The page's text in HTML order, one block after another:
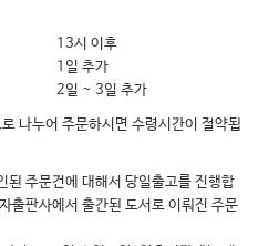
13시 이후
1일 추가
2일 ~ 3일 추가
나누어 주문하시면 수령시간이 절약됩
주문건에 대해서 당일출고를 진행합
출판사에서 출간된 도서로 이뤄진 주문